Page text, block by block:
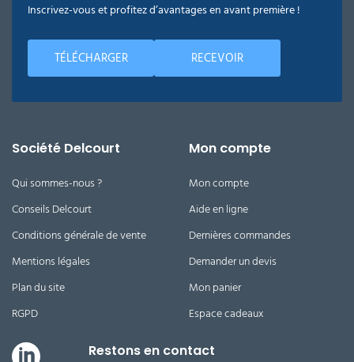
pour
haute
pression
50cm
protection
Lance
double
pour
haute
70cm
Inscrivez-vous et profitez d’avantages en avant première !
TÉLÉCHARGER RECEVOIR
Société Delcourt
Qui sommes-nous ?
Conseils Delcourt
Conditions générale de vente
Mentions légales
Plan du site
RGPD
Mon compte
Mon compte
Aide en ligne
Dernières commandes
Demander un devis
Mon panier
Espace cadeaux
Restons en contact